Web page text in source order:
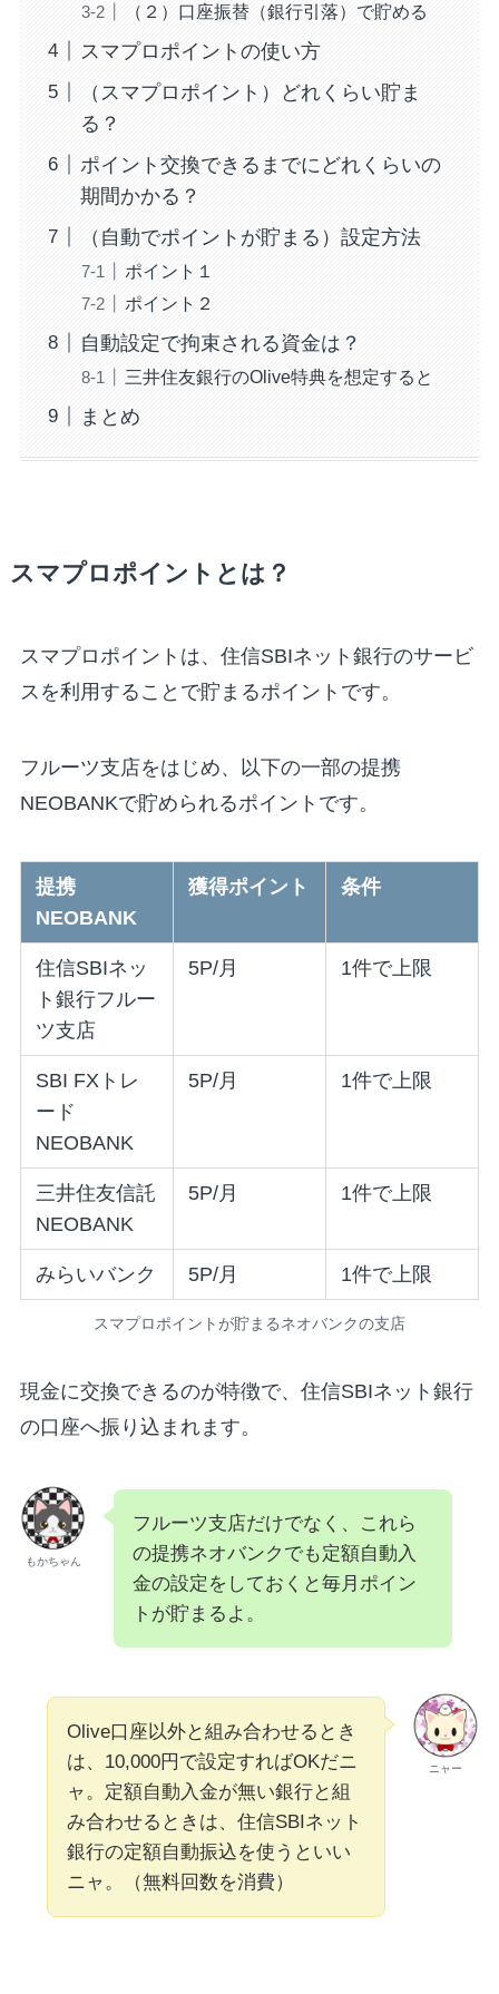
（２）口座振替（銀行引落）で貯める
スマプロポイントの使い方
（スマプロポイント）どれくらい貯ま
る？
ポイント交換できるまでにどれくらいの
期間かかる？
（自動でポイントが貯まる）設定方法
ポイント１
ポイント２
自動設定で拘束される資金は？
三井住友銀行のOlive特典を想定すると
まとめ
スマプロポイントとは？
スマプロポイントは、住信SBIネット銀行のサービ
スを利用することで貯まるポイントです。
フルーツ支店をはじめ、以下の一部の提携
NEOBANKで貯められるポイントです。
提携
NEOBANK
獲得ポイント 条件
住信SBIネッ
ト銀行フルー
ツ支店
5P/月 1件で上限
SBI FXトレ
ード
NEOBANK
5P/月 1件で上限
三井住友信託
NEOBANK
5P/月 1件で上限
みらいバンク 5P/月 1件で上限
スマプロポイントが貯まるネオバンクの支店
現金に交換できるのが特徴で、住信SBIネット銀行
の口座へ振り込まれます。
もかちゃん
フルーツ支店だけでなく、これら
の提携ネオバンクでも定額自動入
金の設定をしておくと毎月ポイン
トが貯まるよ。
ニャー
Olive口座以外と組み合わせるとき
は、10,000円で設定すればOKだニ
ャ。定額自動入金が無い銀行と組
み合わせるときは、住信SBIネット
銀行の定額自動振込を使うといい
ニャ。（無料回数を消費）